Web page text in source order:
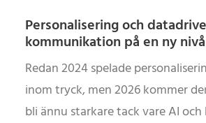
Personalisering och
kommunikation på en ny nivå
Redan 2024 spelade
inom tryck, men 2026 kommer
bli ännu starkare tack vare AI